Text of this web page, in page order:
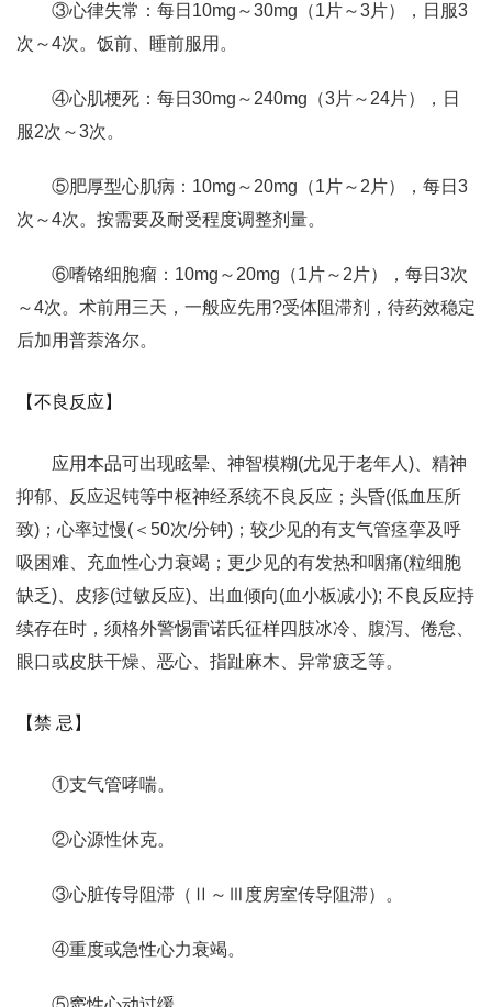
③心律失常：每日10mg～30mg（1片～3片），日服3
次～4次。饭前、睡前服用。
④心肌梗死：每日30mg～240mg（3片～24片），日
服2次～3次。
⑤肥厚型心肌病：10mg～20mg（1片～2片），每日3
次～4次。按需要及耐受程度调整剂量。
⑥嗜铬细胞瘤：10mg～20mg（1片～2片），每日3次
～4次。术前用三天，一般应先用?受体阻滞剂，待药效稳定
后加用普萘洛尔。
【不良反应】
应用本品可出现眩晕、神智模糊(尤见于老年人)、精神
抑郁、反应迟钝等中枢神经系统不良反应；头昏(低血压所
致)；心率过慢(＜50次/分钟)；较少见的有支气管痉挛及呼
吸困难、充血性心力衰竭；更少见的有发热和咽痛(粒细胞
缺乏)、皮疹(过敏反应)、出血倾向(血小板减小); 不良反应持
续存在时，须格外警惕雷诺氏征样四肢冰冷、腹泻、倦怠、
眼口或皮肤干燥、恶心、指趾麻木、异常疲乏等。
【禁 忌】
①支气管哮喘。
②心源性休克。
③心脏传导阻滞（Ⅱ～Ⅲ度房室传导阻滞）。
④重度或急性心力衰竭。